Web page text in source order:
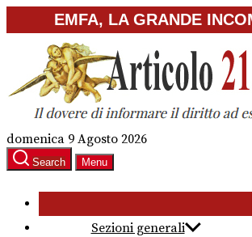
to
content
EMFA, LA GRANDE
domenica 9 Agosto 2026
Search Menu
Sezioni generali